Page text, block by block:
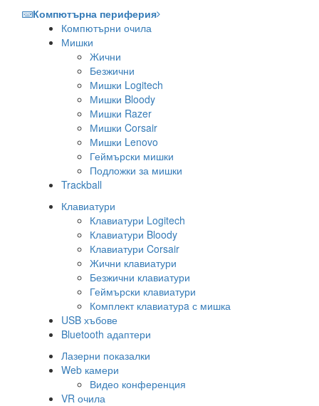
Компютърна периферия
Компютърни очила
Мишки
Жични
Безжични
Мишки Logitech
Мишки Bloody
Мишки Razer
Мишки Corsair
Мишки Lenovo
Геймърски мишки
Подложки за мишки
Trackball
Клавиатури
Клавиатури Logitech
Клавиатури Bloody
Клавиатури Corsair
Жични клавиатури
Безжични клавиатури
Геймърски клавиатури
Комплект клавиатурa с мишка
USB хъбове
Bluetooth адаптери
Лазерни показалки
Web камери
Видео конференция
VR очила